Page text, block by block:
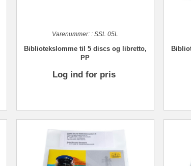
Varenummer: : SSL 05L
Bibliotekslomme til 5 discs og libretto,
PP
Log ind for pris